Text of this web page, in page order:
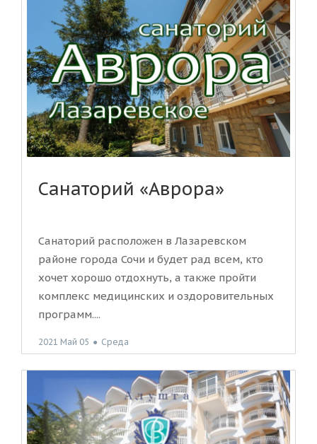
Санаторий «Аврора»
Санаторий расположен в Лазаревском
районе города Сочи и будет рад всем, кто
хочет хорошо отдохнуть, а также пройти
комплекс медицинских и оздоровительных
программ....
2021 Май 05 ● Среда